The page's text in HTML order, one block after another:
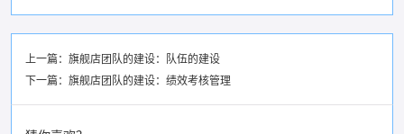
上一篇： 旗舰店团队的建设：队伍的建设
下一篇： 旗舰店团队的建设：绩效考核管理